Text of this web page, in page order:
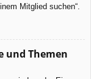
Mitglied suchen“.
und Themen